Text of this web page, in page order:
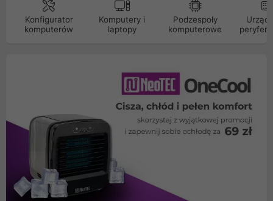
Konfigurator
komputerów
Komputery i
laptopy
Podzespoły
komputerowe